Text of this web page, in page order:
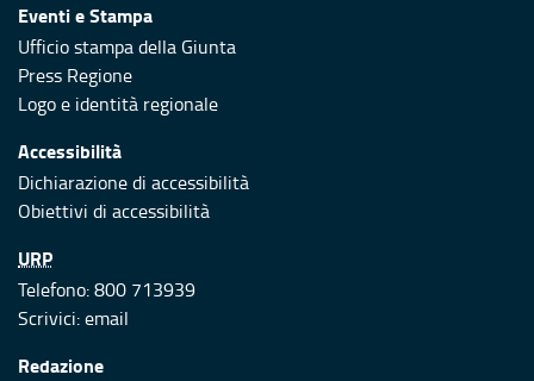
Eventi e Stampa
Ufficio stampa della Giunta
Press Regione
Logo e identità regionale
Accessibilità
Dichiarazione di accessibilità
Obiettivi di accessibilità
URP
Telefono: 800 713939
Scrivici:email
Redazione